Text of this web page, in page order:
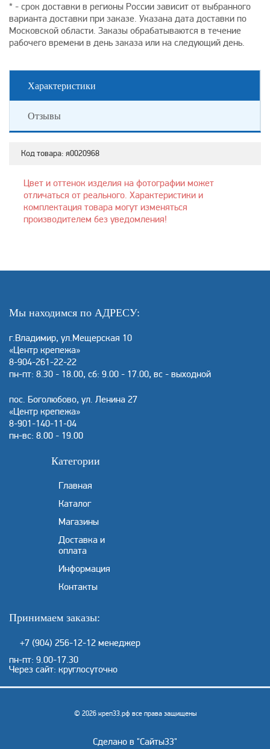
* - срок доставки в регионы России зависит от выбранного
варианта доставки при заказе. Указана дата доставки по
Московской области. Заказы обрабатываются в течение
рабочего времени в день заказа или на следующий день.
Характеристики
Отзывы
Код товара: я0020968
Цвет и оттенок изделия на фотографии может
отличаться от реального. Характеристики и
комплектация товара могут изменяться
производителем без уведомления!
Мы находимся по АДРЕСУ:
г.Владимир, ул.Мещерская 10
«Центр крепежа»
8-904-261-22-22
пн-пт: 8.30 - 18.00, сб: 9.00 - 17.00, вс - выходной
пос. Боголюбово, ул. Ленина 27
«Центр крепежа»
8-901-140-11-04
пн-вс: 8.00 - 19.00
Категории
Главная
Каталог
Магазины
Доставка и
оплата
Информация
Контакты
Принимаем заказы:
+7 (904) 256-12-12 менеджер
пн-пт: 9.00-17.30
Через сайт: круглосуточно
© 2026 креп33.рф все права защищены
Сделано в "Сайты33"